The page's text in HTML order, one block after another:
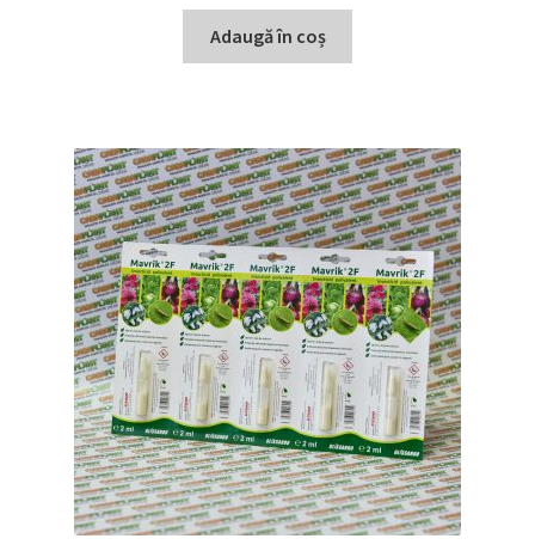
Adaugă în coș